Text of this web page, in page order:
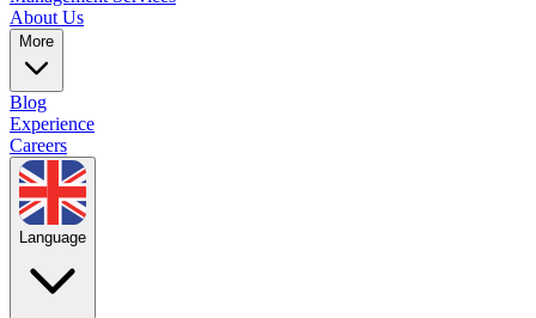
About Us
More
Blog
Experience
Careers
Language